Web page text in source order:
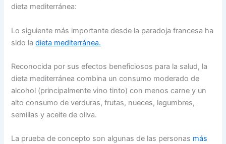
dieta mediterránea:
Lo siguiente más importante desde la paradoja francesa ha
sido ladieta mediterránea.
Reconocida por sus efectos beneficiosos para la salud, la
dieta mediterránea combina un consumo moderado de
alcohol (principalmente vino tinto) con menos carne y un
alto consumo de verduras, frutas, nueces, legumbres,
semillas y aceite de oliva.
La prueba de concepto son algunas de las personas más